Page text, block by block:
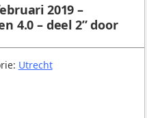
Utrecht.
2019 –
4.0 – deel 2” door